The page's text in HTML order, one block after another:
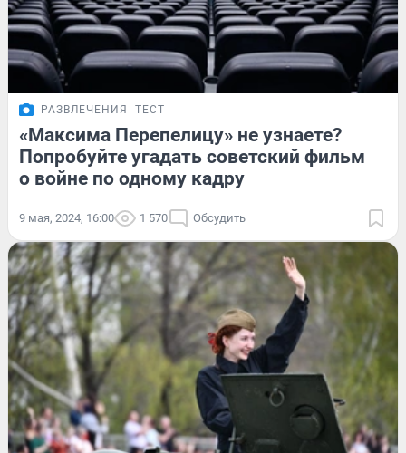
РАЗВЛЕЧЕНИЯ ТЕСТ
«Максима Перепелицу» не узнаете?
Попробуйте угадать советский фильм
о войне по одному кадру
9 мая, 2024, 16:00 1 570 Обсудить